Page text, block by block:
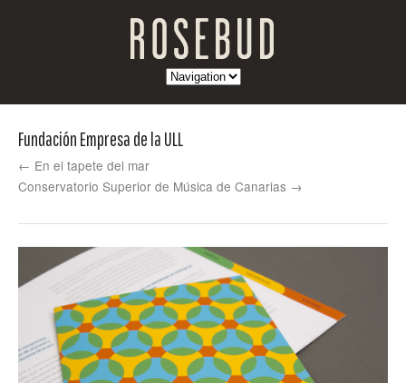
Fundación Empresa de la ULL
← En el tapete del mar
Conservatorio Superior de Música de Canarias →